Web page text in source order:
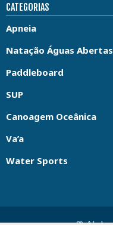
CATEGORIAS
Apneia
Natação Águas Abertas
Paddleboard
SUP
Canoagem Oceânica
Va’a
Water Sports